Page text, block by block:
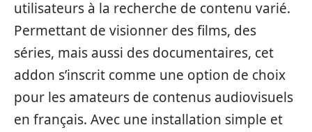
utilisateurs à la recherche de contenu varié.
Permettant de visionner des films, des
séries, mais aussi des documentaires, cet
addon s’inscrit comme une option de choix
pour les amateurs de contenus audiovisuels
en français. Avec une installation simple et